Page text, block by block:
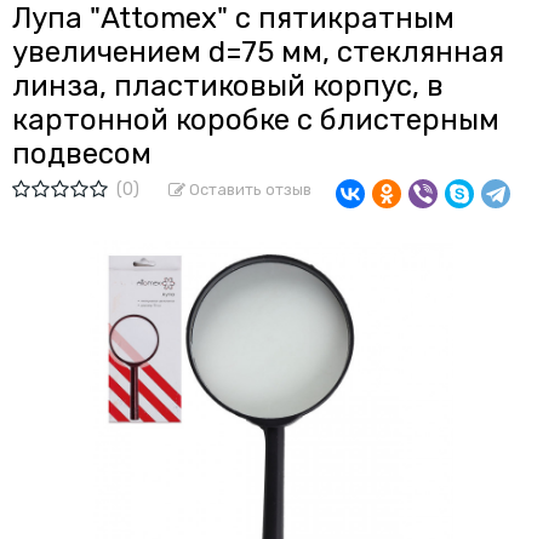
Лупа "Attomex" с пятикратным
увеличением d=75 мм, стеклянная
линза, пластиковый корпус, в
картонной коробке с блистерным
подвесом
(0) Оставить отзыв